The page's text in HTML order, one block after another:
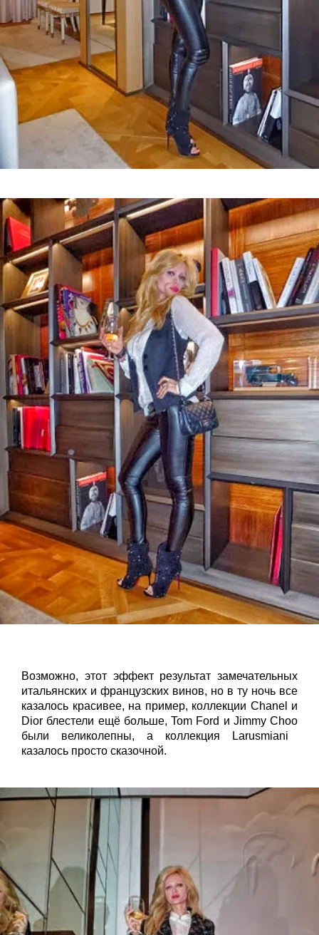
Возможно, этот эффект результат замечательных
итальянских и французских винов, но в ту ночь все
казалось красивее, на пример, коллекции Chanel и
Dior блестели ещё больше, Tom Ford и Jimmy Choo
были великолепны, а коллекция
Larusmiani
казалось просто сказочной.